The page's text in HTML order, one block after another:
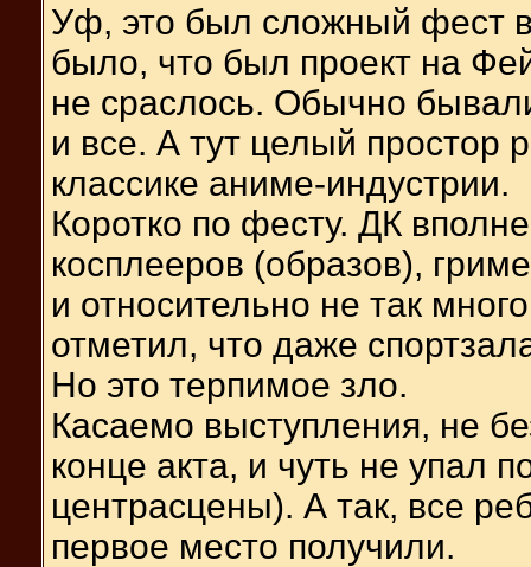
Уф, это был сложный фест
было, что был проект на
не сраслось. Обычно
и все. А тут целый простор
классике аниме-индустрии.
Коротко по фесту. ДК
косплееров (образов),
и относительно не так
отметил, что даже
Но это терпимое зло.
Касаемо выступления, не
конце акта, и чуть не упал
центрасцены). А так, все
первое место получили.